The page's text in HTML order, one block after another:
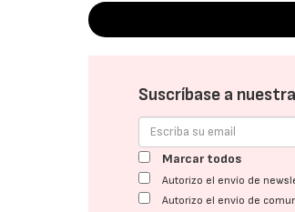
Suscríbase a
Marcar todos
Autorizo el envío de
Autorizo el envío de